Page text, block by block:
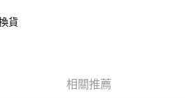
額後，即可完成結帳。
費通知簡訊。
，點擊此簡訊中的連結，可透過四大超商／
享後付 」之結帳頁面顯示為準，若有關於
以上)免運費
貨
相關推薦